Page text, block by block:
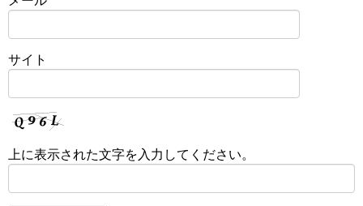
サイト
上に表示された文字を入力してください。